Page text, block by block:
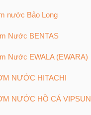
nước Bảo Long
Nước BENTAS
Nước EWALA (EWARA)
NƯỚC HITACHI
NƯỚC HỒ CÁ VIPSUN